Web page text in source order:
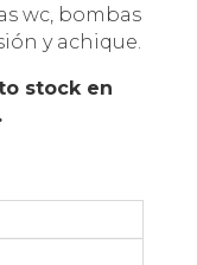
wc, bombas
y achique.
stock en